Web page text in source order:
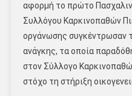
αφορμή το πρώτο
Συλλόγου Καρκινοπαθών
οργάνωσης συγκέντρωσαν
ανάγκης, τα οποία
στον Σύλλογο
στόχο τη στήριξη